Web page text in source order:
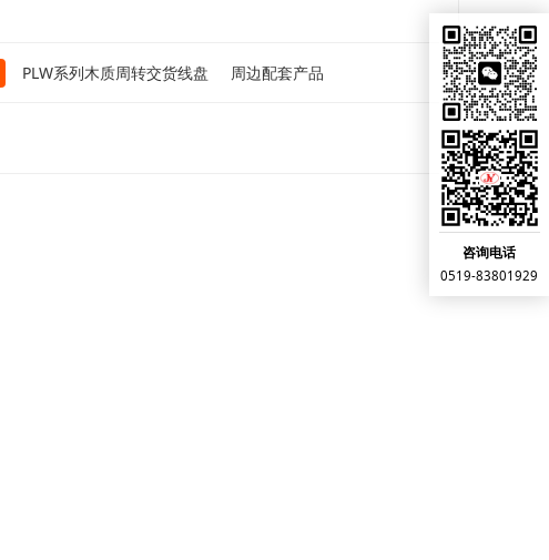
PLW系列木质周转交货线盘 周边配套产品
咨询电话
0519-83801929